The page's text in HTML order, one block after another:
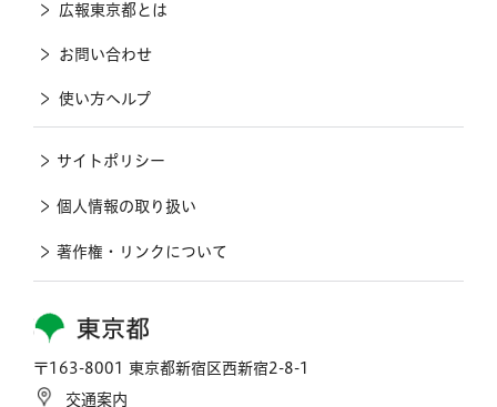
東京都
〒163-8001 東京都新宿区西新宿2-8-1
交通案内
広報東京都とは
お問い合わせ
使い方ヘルプ
サイトポリシー
個人情報の取り扱い
著作権・リンクについて